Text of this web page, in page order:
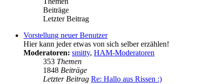
Beiträge
Letzter Beitrag
Vorstellung neuer Benutzer
Hier kann jeder etwas von sich selber erzählen!
Moderatoren: smitty, HAM-Moderatoren
353 Themen
1848 Beiträge
Letzter Beitrag Re: Hallo aus Rissen :)